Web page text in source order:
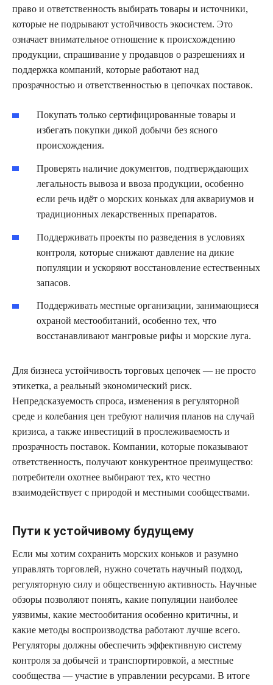
право и ответственность выбирать товары и источники,
которые не подрывают устойчивость экосистем. Это
означает внимательное отношение к происхождению
продукции, спрашивание у продавцов о разрешениях и
поддержка компаний, которые работают над
прозрачностью и ответственностью в цепочках поставок.
Покупать только сертифицированные товары и
избегать покупки дикой добычи без ясного
происхождения.
Проверять наличие документов, подтверждающих
легальность вывоза и ввоза продукции, особенно
если речь идёт о морских коньках для аквариумов и
традиционных лекарственных препаратов.
Поддерживать проекты по разведения в условиях
контроля, которые снижают давление на дикие
популяции и ускоряют восстановление естественных
запасов.
Поддерживать местные организации, занимающиеся
охраной местообитаний, особенно тех, что
восстанавливают мангровые рифы и морские луга.
Для бизнеса устойчивость торговых цепочек — не просто
этикетка, а реальный экономический риск.
Непредсказуемость спроса, изменения в регуляторной
среде и колебания цен требуют наличия планов на случай
кризиса, а также инвестиций в прослеживаемость и
прозрачность поставок. Компании, которые показывают
ответственность, получают конкурентное преимущество:
потребители охотнее выбирают тех, кто честно
взаимодействует с природой и местными сообществами.
Пути к устойчивому будущему
Если мы хотим сохранить морских коньков и разумно
управлять торговлей, нужно сочетать научный подход,
регуляторную силу и общественную активность. Научные
обзоры позволяют понять, какие популяции наиболее
уязвимы, какие местообитания особенно критичны, и
какие методы воспроизводства работают лучше всего.
Регуляторы должны обеспечить эффективную систему
контроля за добычей и транспортировкой, а местные
сообщества — участие в управлении ресурсами. В итоге